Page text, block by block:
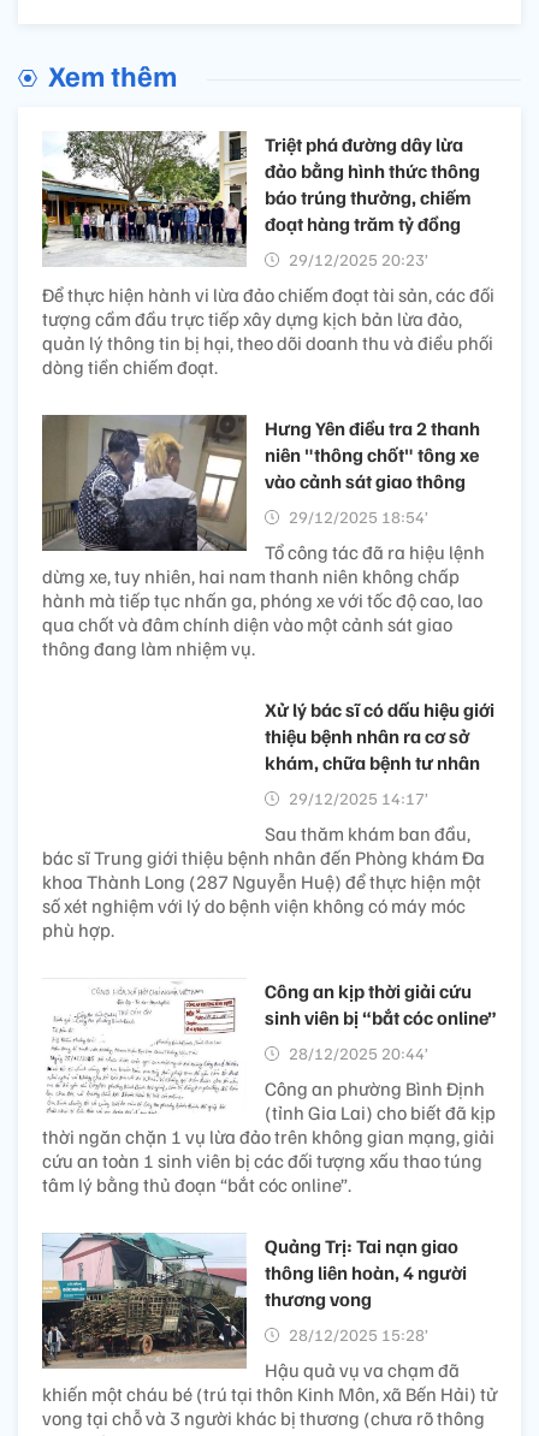
Xem thêm
Triệt phá đường dây lừa
đảo bằng hình thức thông
báo trúng thưởng, chiếm
đoạt hàng trăm tỷ đồng
29/12/2025 20:23’
Để thực hiện hành vi lừa đảo chiếm đoạt tài sản, các đối
tượng cầm đầu trực tiếp xây dựng kịch bản lừa đảo,
quản lý thông tin bị hại, theo dõi doanh thu và điều phối
dòng tiền chiếm đoạt.
Hưng Yên điều tra 2 thanh
niên "thông chốt" tông xe
vào cảnh sát giao thông
29/12/2025 18:54’
Tổ công tác đã ra hiệu lệnh
dừng xe, tuy nhiên, hai nam thanh niên không chấp
hành mà tiếp tục nhấn ga, phóng xe với tốc độ cao, lao
qua chốt và đâm chính diện vào một cảnh sát giao
thông đang làm nhiệm vụ.
Xử lý bác sĩ có dấu hiệu giới
thiệu bệnh nhân ra cơ sở
khám, chữa bệnh tư nhân
29/12/2025 14:17’
Sau thăm khám ban đầu,
bác sĩ Trung giới thiệu bệnh nhân đến Phòng khám Đa
khoa Thành Long (287 Nguyễn Huệ) để thực hiện một
số xét nghiệm với lý do bệnh viện không có máy móc
phù hợp.
Công an kịp thời giải cứu
sinh viên bị “bắt cóc online”
28/12/2025 20:44’
Công an phường Bình Định
(tỉnh Gia Lai) cho biết đã kịp
thời ngăn chặn 1 vụ lừa đảo trên không gian mạng, giải
cứu an toàn 1 sinh viên bị các đối tượng xấu thao túng
tâm lý bằng thủ đoạn “bắt cóc online”.
Quảng Trị: Tai nạn giao
thông liên hoàn, 4 người
thương vong
28/12/2025 15:28’
Hậu quả vụ va chạm đã
khiến một cháu bé (trú tại thôn Kinh Môn, xã Bến Hải) tử
vong tại chỗ và 3 người khác bị thương (chưa rõ thông